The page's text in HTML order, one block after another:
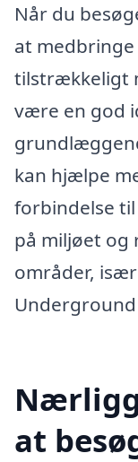
Når du
at
tilstrækkeligt
være en god
kan hjælpe
forbindelse
på miljøet og
områder,
at